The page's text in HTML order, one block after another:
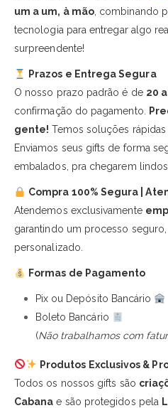
um a um, à mão, combinando
tecnologia para entregar algo
surpreendente!
Prazos e Entrega Segura
O nosso prazo padrão é de 20
confirmação do pagamento.
gente! Temos soluções rápidas
Enviamos seus gifts de forma
embalados, pra chegarem
Compra 100% Segura |
Atendemos exclusivamente
garantindo um processo
personalizado.
Formas de Pagamento
Pix ou Depósito Bancário
Boleto Bancário
(Não trabalhamos com
Produtos Exclusivos &
Todos os nossos gifts são
Cabana e são protegidos pela